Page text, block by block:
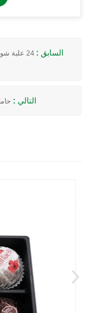
السابق : 24 علبة
التالي :